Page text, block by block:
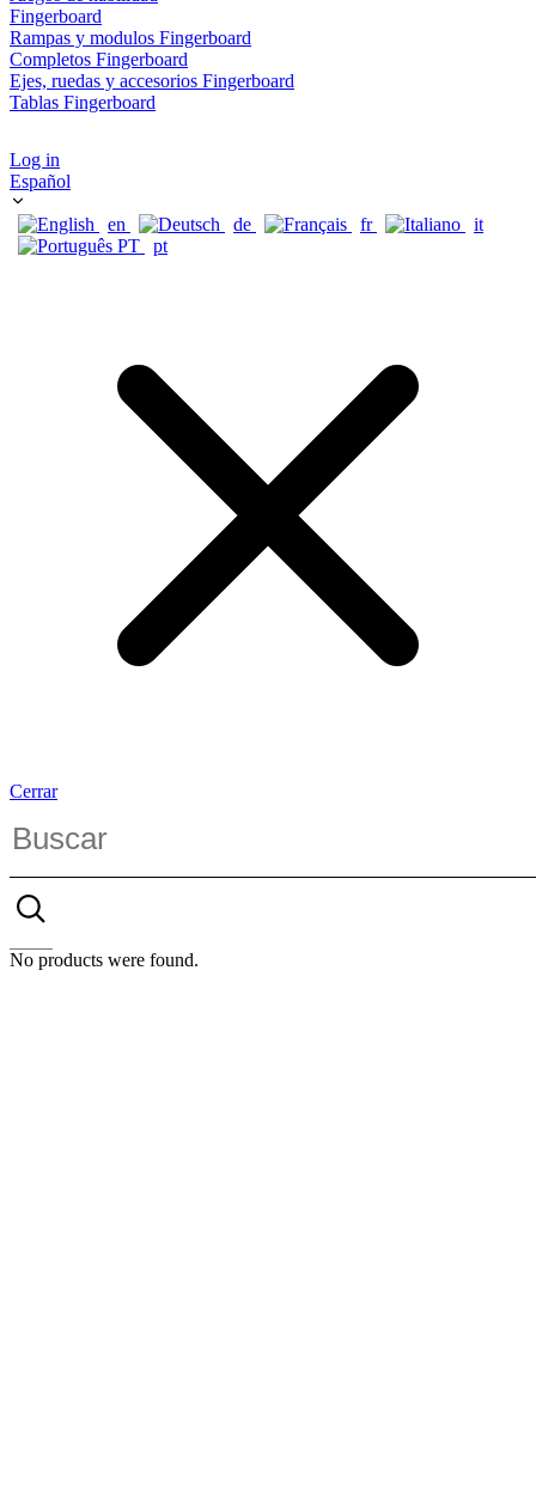
Fingerboard
Rampas y modulos Fingerboard
Completos Fingerboard
Ejes, ruedas y accesorios Fingerboard
Tablas Fingerboard
Log in
Español
en de fr
it
pt
Cerrar
No products were found.